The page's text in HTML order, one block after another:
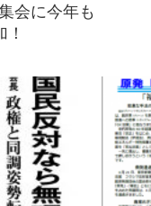
会に今年も
！